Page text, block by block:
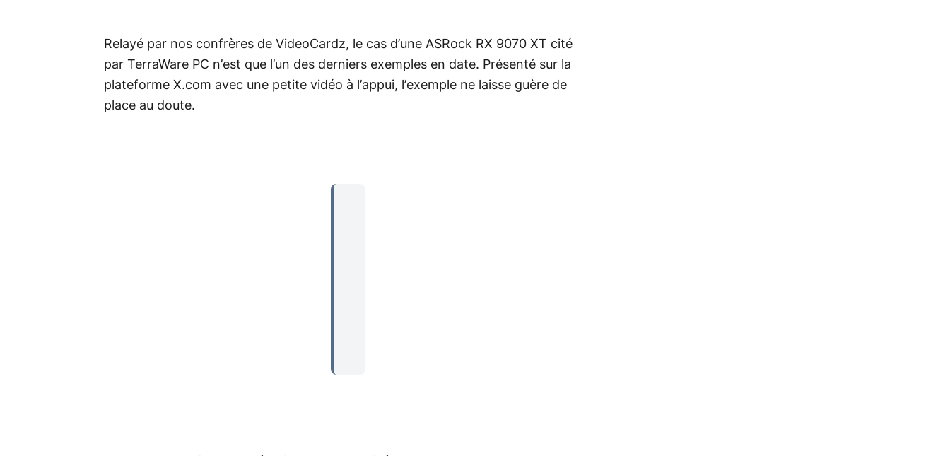
Relayé par nos confrères de VideoCardz, le cas d’une ASRock RX 9070 XT cité
par TerraWare PC n’est que l’un des derniers exemples en date. Présenté sur la
plateforme X.com avec une petite vidéo à l’appui, l’exemple ne laisse guère de
place au doute.